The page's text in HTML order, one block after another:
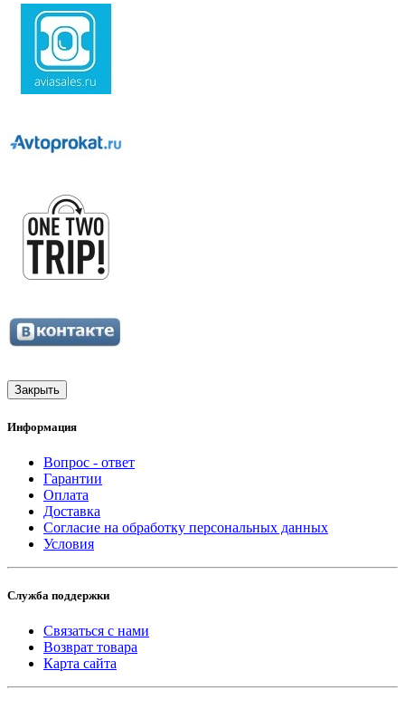
Закрыть
Информация
Вопрос - ответ
Гарантии
Оплата
Доставка
Согласие на обработку персональных данных
Условия
Служба поддержки
Связаться с нами
Возврат товара
Карта сайта